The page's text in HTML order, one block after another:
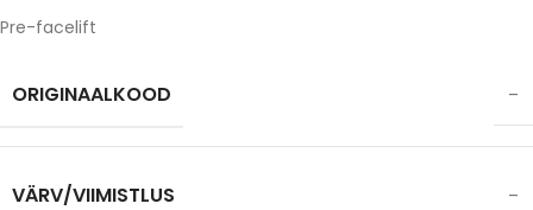
Pre-facelift
ORIGINAALKOOD –
VÄRV/VIIMISTLUS –